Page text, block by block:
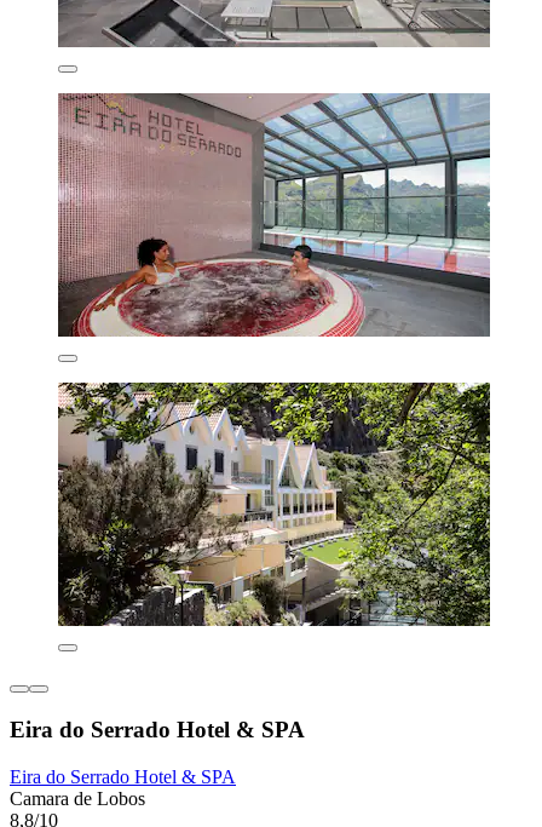
Eira do Serrado Hotel & SPA
Eira do Serrado Hotel & SPA
Camara de Lobos
8,8/10